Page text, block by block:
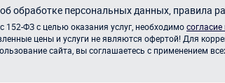
обработке персональных данных, правила
152-ФЗ с целью оказания услуг, необходимо
цены и услуги не являются офертой! Для
сайта, вы соглашаетесь с применением